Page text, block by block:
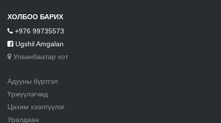
ХОЛБОО БАРИХ
+976 99735573
Ugshil Amgalan
Улаанбаатар хот
Адууны бүртгэл
Үржүүлэгчид
Цахим хээлтүүлэг
Уралдаан